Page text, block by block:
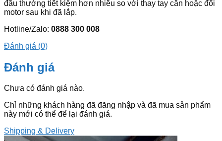
đầu thường tiết kiệm hơn nhiều so với thay tay cần hoặc đổi
motor sau khi đã lắp.
Hotline/Zalo: 0888 300 008
Đánh giá (0)
Đánh giá
Chưa có đánh giá nào.
Chỉ những khách hàng đã đăng nhập và đã mua sản phẩm
này mới có thể để lại đánh giá.
Shipping & Delivery